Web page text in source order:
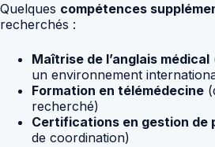
Quelques compétences
recherchés :
Maîtrise de l’anglais médical
un environnement
Formation en télémédecine
recherché)
Certifications en gestion de
de coordination)